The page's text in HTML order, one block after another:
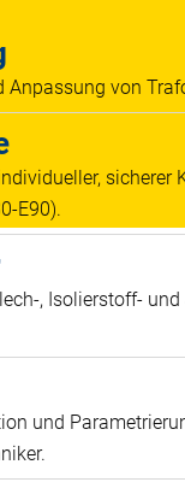
Anpassung von
sicherer
E90).
, Isolierstoff-
und